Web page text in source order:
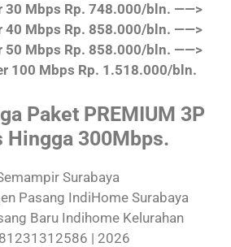
30 Mbps Rp. 748.000/bln. ——>
40 Mbps Rp. 858.000/bln. ——>
50 Mbps Rp. 858.000/bln. ——>
100 Mbps Rp. 1.518.000/bln.
Paket PREMIUM 3P
Hingga 300Mbps.